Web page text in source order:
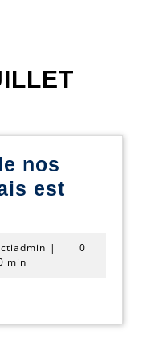
nos
est
actiadmin
|
0
min